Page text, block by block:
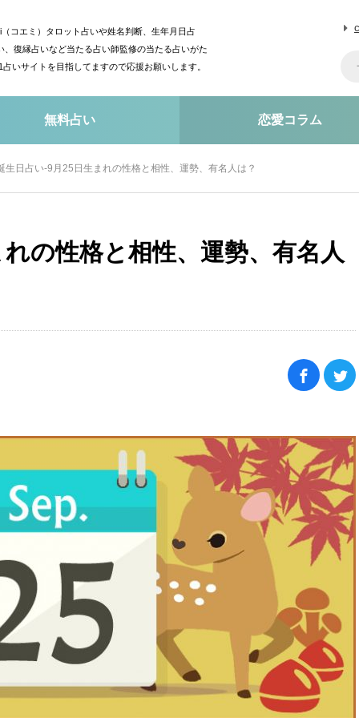
コエミ）タロット占いや姓名判断、生年月日占
、復縁占いなど当たる占い師監修の当たる占いがた
いサイトを目指してますので応援お願いします。
無料占い 恋愛コラム
生日占い-9月25日生まれの性格と相性、運勢、有名人は？
の性格と相性、運勢、有名人